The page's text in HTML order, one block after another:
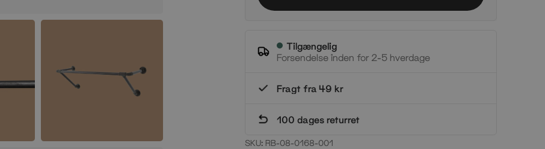
Tilgængelig
Forsendelse inden for 2-5 hverdage
Fragt fra 49 kr
100 dages returret
SKU: RB-08-0168-001